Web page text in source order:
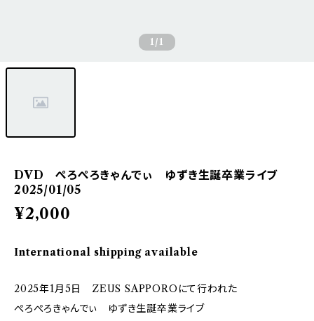
1 /1
DVD ぺろぺろきゃんでぃ ゆずき生誕卒業ライブ
2025/01/05
¥2,000
International shipping available
2025年1月5日 ZEUS SAPPOROにて行われた
ぺろぺろきゃんでぃ ゆずき生誕卒業ライブ